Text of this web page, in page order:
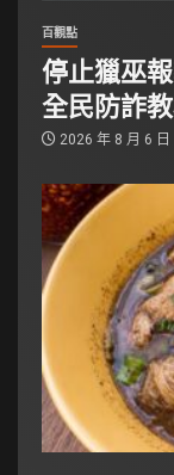
百觀點
停止獵巫
全民防詐
2026 年 8 月 6 日